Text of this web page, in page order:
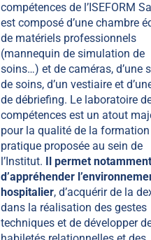
compétences de l’ISEFORM
est composé d’une chambre
de matériels professionnels
(mannequin de simulation de
soins…) et de caméras, d’une
de soins, d’un vestiaire et
de débriefing. Le laboratoire
compétences est un atout
pour la qualité de la formation
pratique proposée au sein de
l’Institut. Il permet notamment
d’appréhender
hospitalier, d’acquérir de la
dans la réalisation des gestes
techniques et de développer